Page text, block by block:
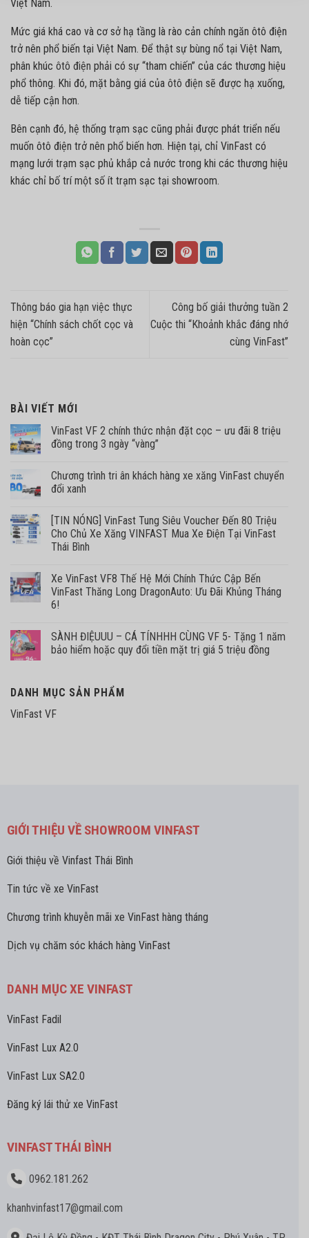
Việt Nam.
Mức giá khá cao và cơ sở hạ tầng là rào cản chính ngăn ôtô điện
trở nên phổ biến tại Việt Nam. Để thật sự bùng nổ tại Việt Nam,
phân khúc ôtô điện phải có sự “tham chiến” của các thương hiệu
phổ thông. Khi đó, mặt bằng giá của ôtô điện sẽ được hạ xuống,
dễ tiếp cận hơn.
Bên cạnh đó, hệ thống trạm sạc cũng phải được phát triển nếu
muốn ôtô điện trở nên phổ biến hơn. Hiện tại, chỉ VinFast có
mạng lưới trạm sạc phủ khắp cả nước trong khi các thương hiệu
khác chỉ bố trí một số ít trạm sạc tại showroom.
Thông báo gia hạn việc thực
hiện “Chính sách chốt cọc và
hoàn cọc”
Công bố giải thưởng tuần 2
Cuộc thi “Khoảnh khắc đáng nhớ
cùng VinFast”
BÀI VIẾT MỚI
VinFast VF 2 chính thức nhận đặt cọc – ưu đãi 8 triệu
đồng trong 3 ngày “vàng”
Chương trình tri ân khách hàng xe xăng VinFast chuyển
đổi xanh
[TIN NÓNG] VinFast Tung Siêu Voucher Đến 80 Triệu
Cho Chủ Xe Xăng VINFAST Mua Xe Điện Tại VinFast
Thái Bình
Xe VinFast VF8 Thế Hệ Mới Chính Thức Cập Bến
VinFast Thăng Long DragonAuto: Ưu Đãi Khủng Tháng
6!
SÀNH ĐIỆUUU – CÁ TÍNHHH CÙNG VF 5- Tặng 1 năm
bảo hiểm hoặc quy đổi tiền mặt trị giá 5 triệu đồng
DANH MỤC SẢN PHẨM
VinFast VF
GIỚI THIỆU VỀ SHOWROOM VINFAST
Giới thiệu về Vinfast Thái Bình
Tin tức về xe VinFast
Chương trình khuyễn mãi xe VinFast hàng tháng
Dịch vụ chăm sóc khách hàng VinFast
DANH MỤC XE VINFAST
VinFast Fadil
VinFast Lux A2.0
VinFast Lux SA2.0
Đăng ký lái thử xe VinFast
VINFAST THÁI BÌNH
0962.181.262
khanhvinfast17@gmail.com